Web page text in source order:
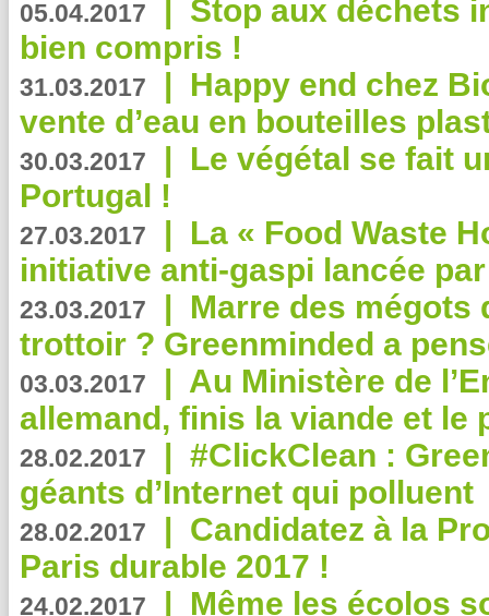
05.04.2017 | Stop aux déchets
bien compris !
31.03.2017 | Happy end chez
vente d’eau en bouteilles
30.03.2017 | Le végétal se fait
Portugal !
27.03.2017 | La « Food Waste
initiative anti-gaspi lancée
23.03.2017 | Marre des mégots
trottoir ? Greenminded a
03.03.2017 | Au Ministère de
allemand, finis la viande et le
28.02.2017 | #ClickClean :
géants d’Internet qui polluent
28.02.2017 | Candidatez à la
Paris durable 2017 !
24.02.2017 | Même les écolos